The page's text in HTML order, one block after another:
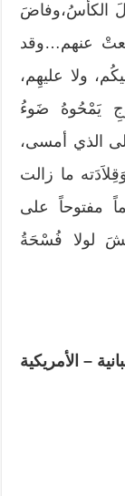
الكأسُ،وفاضَ
عنهم…وقد
ولا عليهِم،
يَمْحُوهُ ضَوءُ
الذي أمسى،
ما زالت
مفتوحاً على
لولا فُسْحَةُ
– الأمريكية